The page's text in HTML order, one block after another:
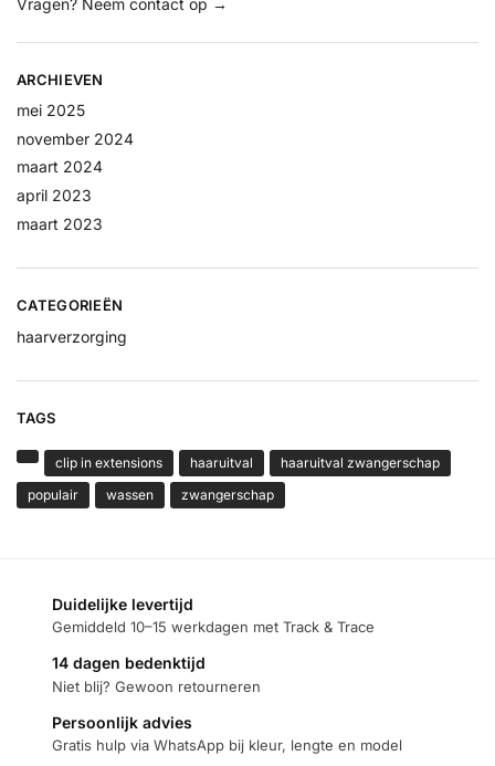
ARCHIEVEN
mei 2025
november 2024
maart 2024
april 2023
maart 2023
CATEGORIEËN
haarverzorging
TAGS
clip in extensions haaruitval
haaruitval zwangerschap
populair
wassen zwangerschap
Duidelijke levertijd
Gemiddeld 10–15 werkdagen met Track & Trace
14 dagen bedenktijd
Niet blij? Gewoon retourneren
Persoonlijk advies
Gratis hulp via WhatsApp bij kleur, lengte en model